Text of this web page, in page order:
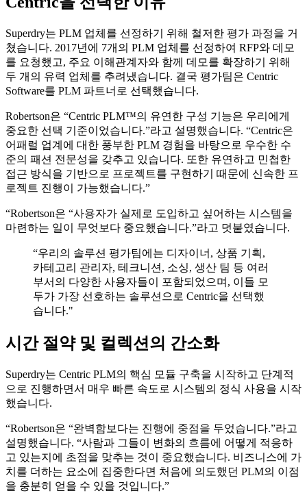
Superdry는 PLM 업체를 선정하기 위해 철저한 평가 과정을 거
쳤습니다. 2017년에 7개의 PLM 업체를 선정하여 RFP와 데모
를 요청했고, 주요 이해관계자와 함께 데모를 확장하기 위해
두 개의 유력 업체를 추려냈습니다. 결국 평가팀은 Centric
Software를 PLM 파트너로 선택했습니다.
Robertson은 “Centric PLM™의 유연한 구성 기능은 우리에게
중요한 선택 기준이었습니다.”라고 설명했습니다. “Centric은
어패럴 업계에 대한 풍부한 PLM 경험을 바탕으로 우수한 수
준의 패션 전문성을 갖추고 있습니다. 또한 유연하고 민첩한
접근 방식을 기반으로 프로젝트를 구현하기 때문에 신속한 프
로젝트 진행이 가능했습니다.”
“Robertson은 “사용자가 실제로 도입하고 싶어하는 시스템을
마련하는 일이 무엇보다 중요했습니다.”라고 덧붙였습니다.
“우리의 솔루션 평가팀에는 디자이너, 상품 기획,
카테고리 관리자, 테크니션, 소싱, 생산 팀 등 여러
부서의 다양한 사용자들이 포함되었으며, 이들 모
두가 가장 선호하는 솔루션으로 Centric을 선택했
습니다."
시간 절약 및 컬렉션의 간소화
Superdry는 Centric PLM의 핵심 모듈 구축을 시작하고 단계적
으로 진행하면서 매우 빠른 속도로 시스템의 정식 사용을 시작
했습니다.
“Robertson은 “완벽함보다는 진행에 중점을 두었습니다.”라고
설명했습니다. “사람과 그들이 변화의 흐름에 어떻게 적응하
고 있는지에 초점을 맞추는 것이 중요했습니다. 비즈니스에 가
치를 더하는 요소에 집중한다면 처음에 의도했던 PLM의 이점
을 충분히 얻을 수 있을 것입니다.”